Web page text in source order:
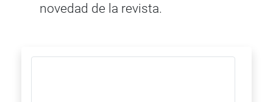
novedad de la revista.